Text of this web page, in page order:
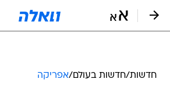
חדשות/חדשות בעולם/אפריקה